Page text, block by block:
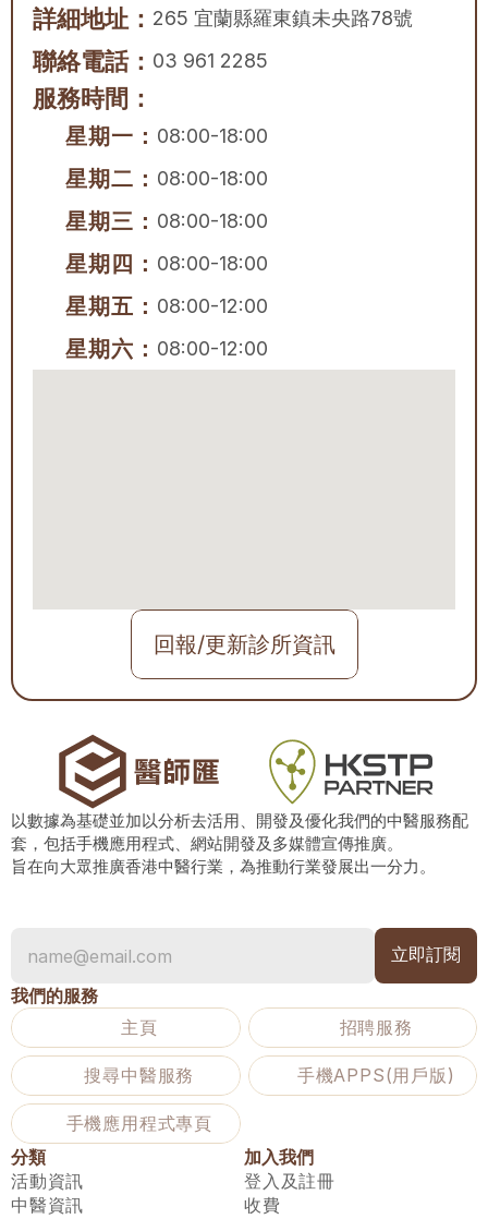
詳細地址： 265 宜蘭縣羅東鎮未央路78號
聯絡電話： 03 961 2285
服務時間：
星期一： 08:00-18:00
星期二： 08:00-18:00
星期三： 08:00-18:00
星期四： 08:00-18:00
星期五： 08:00-12:00
星期六： 08:00-12:00
回報/更新診所資訊
以數據為基礎並加以分析去活用、開發及優化我們的中醫服務配
套，包括手機應用程式、網站開發及多媒體宣傳推廣。
旨在向大眾推廣香港中醫行業，為推動行業發展出一分力。
我們的服務
主頁
招聘服務
搜尋中醫服務 手機APPS(用戶版)
手機應用程式專頁
分類
活動資訊
中醫資訊
加入我們
登入及註冊
收費